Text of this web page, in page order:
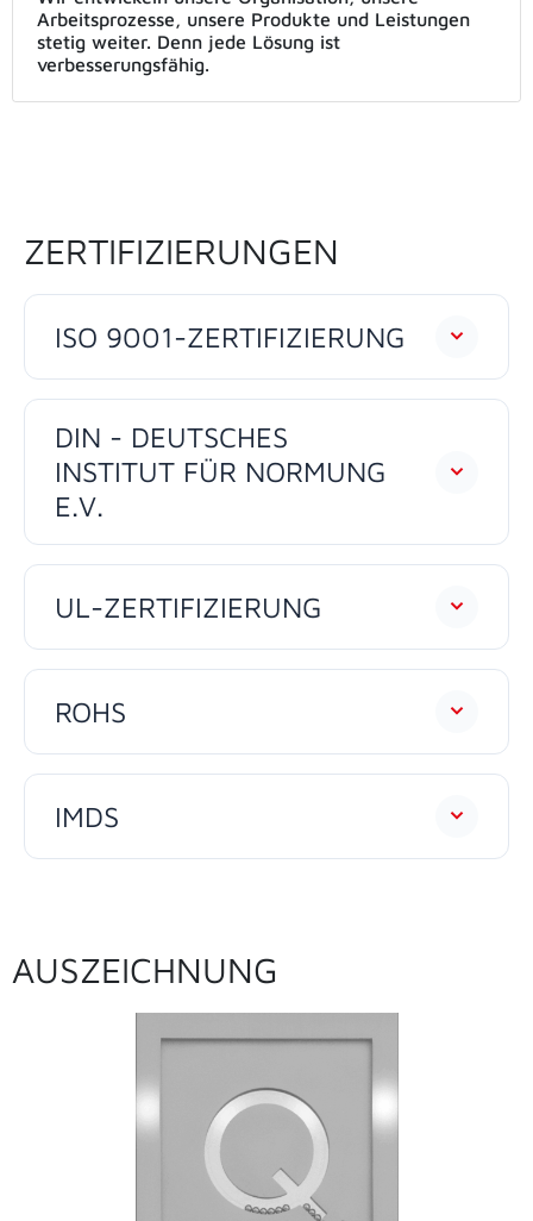
Arbeitsprozesse, unsere Produkte und Leistungen
stetig weiter. Denn jede Lösung ist
verbesserungsfähig.
ZERTIFIZIERUNGEN
ISO 9001-ZERTIFIZIERUNG
DIN - DEUTSCHES
INSTITUT FÜR NORMUNG
E.V.
UL-ZERTIFIZIERUNG
ROHS
IMDS
AUSZEICHNUNG